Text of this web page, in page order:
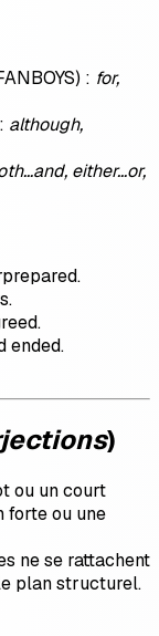
: for,
although,
either…or,
ended.
)
ou un court
forte ou une
ne se rattachent
plan structurel.